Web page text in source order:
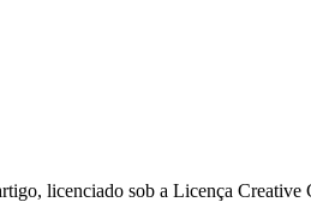
licenciado sob a Licença